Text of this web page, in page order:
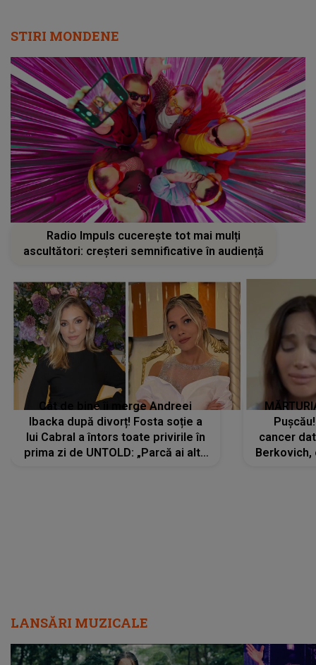
STIRI MONDENE
Radio Impuls cucerește tot mai mulți
ascultători: creșteri semnificative în audiență
Cât de bine îi merge Andreei
Ibacka după divorț! Fosta soție a
lui Cabral a întors toate privirile în
prima zi de UNTOLD: „Parcă ai altă
cancer
LANSĂRI MUZICALE